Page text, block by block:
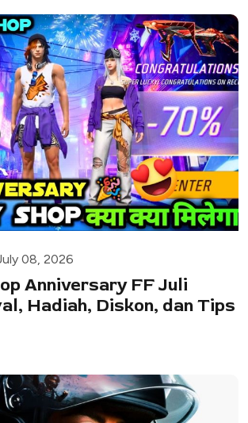
08, 2026
Anniversary FF Juli
Hadiah, Diskon, dan Tips